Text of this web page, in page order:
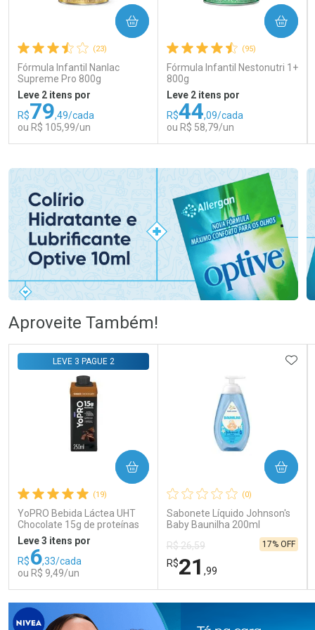
(23)
Fórmula Infantil Nanlac
Supreme Pro 800g
Leve 2 itens por
R$79,49/cada
ou R$ 105,99/un
COMPRAR
Comprar sem Desconto
Por R$ 105,99/cada
Comprar sem Desconto
Por R$ 105,99/cada
(95)
Fórmula Infantil Nestonutri 1+
800g
Leve 2 itens por
R$44,09/cada
ou R$ 58,79/un
COMPRAR
Laboratório
Comprar sem Desconto
Por Menos
Comprar sem Desconto
Aproveite Também!
(19)
YoPRO Bebida Láctea UHT
Chocolate 15g de proteínas
250ml
LEVE 3 PAGUE 2
Leve 3 itens por
R$6,33/cada
ou R$ 9,49/un
COMPRAR
FECHAR
Laboratório
FECHAR
(0)
Sabonete Líquido Johnson's
Baby Baunilha 200ml
R$ 26,59
R$21 ,99
17% OFF
COMPRAR
Laboratório